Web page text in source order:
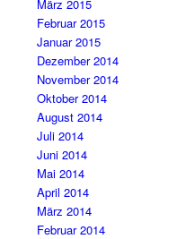
März 2015
Februar 2015
Januar 2015
Dezember 2014
November 2014
Oktober 2014
August 2014
Juli 2014
Juni 2014
Mai 2014
April 2014
März 2014
Februar 2014